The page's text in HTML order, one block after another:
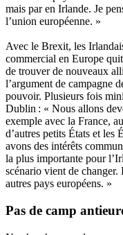
mais par en Irlande. Je
l’union européenne. »
Avec le Brexit, les
commercial en Europe
de trouver de nouveaux
l’argument de campagne
pouvoir. Plusieurs fois
Dublin : « Nous allons
exemple avec la France,
d’autres petits États et les
avons des intérêts
la plus importante pour
scénario vient de changer.
autres pays européens. »
Pas de camp